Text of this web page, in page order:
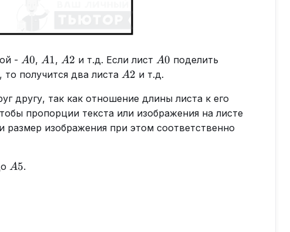
- A0
A0, A1
A1, A2
A2 и т.д. Если лист A0
A0 поделить
получится два листа A2
A2 и т.д.
другу, так как отношение длины листа к его
пропорции текста или изображения на листе
изображения при этом соответственно
A5
A5.